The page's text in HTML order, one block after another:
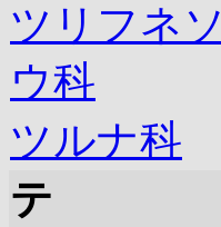
ツリフネソ
ウ科
ツルナ科
テ